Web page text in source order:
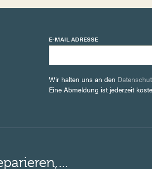
E-MAIL ADRESSE
Wir halten uns an den
Eine Abmeldung ist jederzeit